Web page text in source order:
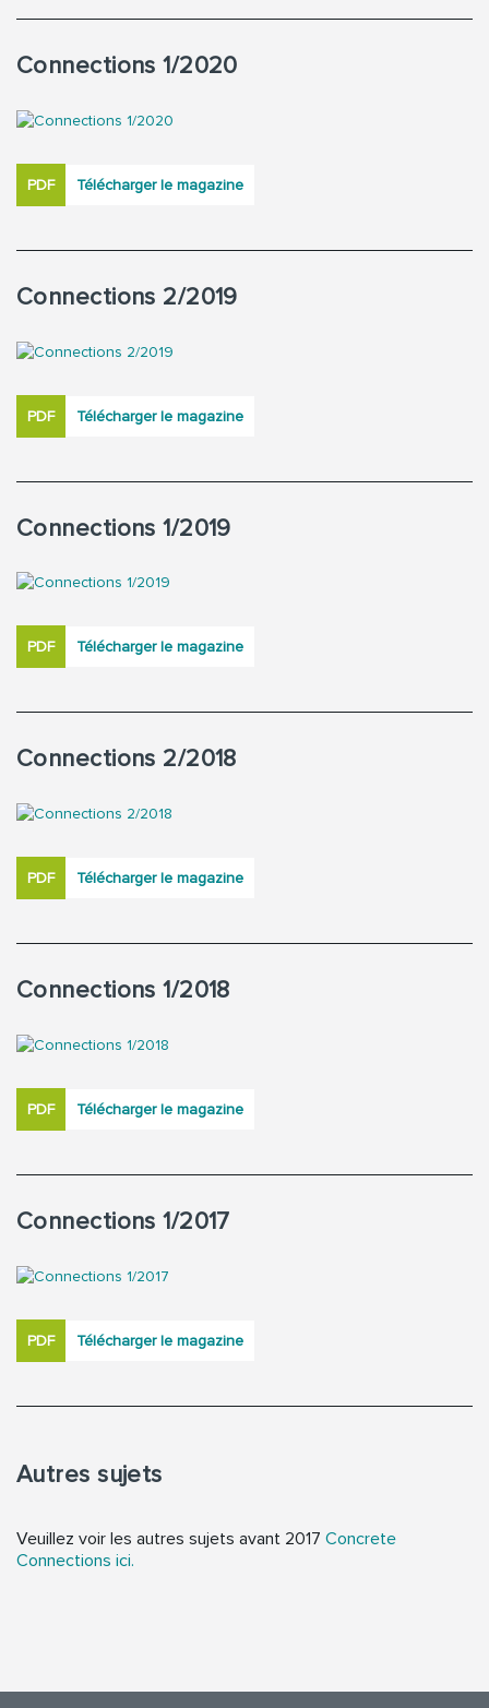
Connections 1/2020
PDF Télécharger le magazine
Connections 2/2019
PDF Télécharger le magazine
Connections 1/2019
PDF Télécharger le magazine
Connections 2/2018
PDF Télécharger le magazine
Connections 1/2018
PDF Télécharger le magazine
Connections 1/2017
PDF Télécharger le magazine
Autres sujets
Veuillez voir les autres sujets avant 2017 Concrete
Connections ici.